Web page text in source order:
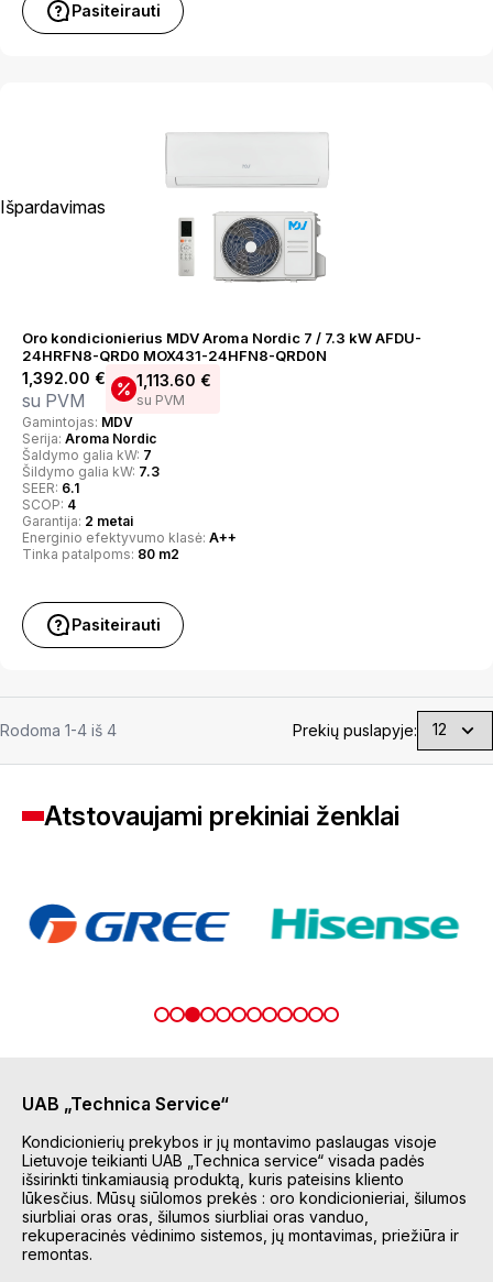
Pasiteirauti
Išpardavimas
Oro kondicionierius MDV Aroma Nordic 7 / 7.3 kW AFDU-
24HRFN8-QRD0 MOX431-24HFN8-QRD0N
1,392.00 €
su PVM
1,113.60 €
su PVM
Gamintojas: MDV
Serija: Aroma Nordic
Šaldymo galia kW: 7
Šildymo galia kW: 7.3
SEER: 6.1
SCOP: 4
Garantija: 2 metai
Energinio efektyvumo klasė: A++
Tinka patalpoms: 80 m2
Pasiteirauti
Rodoma 1-4 iš 4 Prekių puslapyje:
Atstovaujami prekiniai ženklai
UAB „Technica Service“
Kondicionierių prekybos ir jų montavimo paslaugas visoje
Lietuvoje teikianti UAB „Technica service“ visada padės
išsirinkti tinkamiausią produktą, kuris pateisins kliento
lūkesčius. Mūsų siūlomos prekės : oro kondicionieriai, šilumos
siurbliai oras oras, šilumos siurbliai oras vanduo,
rekuperacinės vėdinimo sistemos, jų montavimas, priežiūra ir
remontas.